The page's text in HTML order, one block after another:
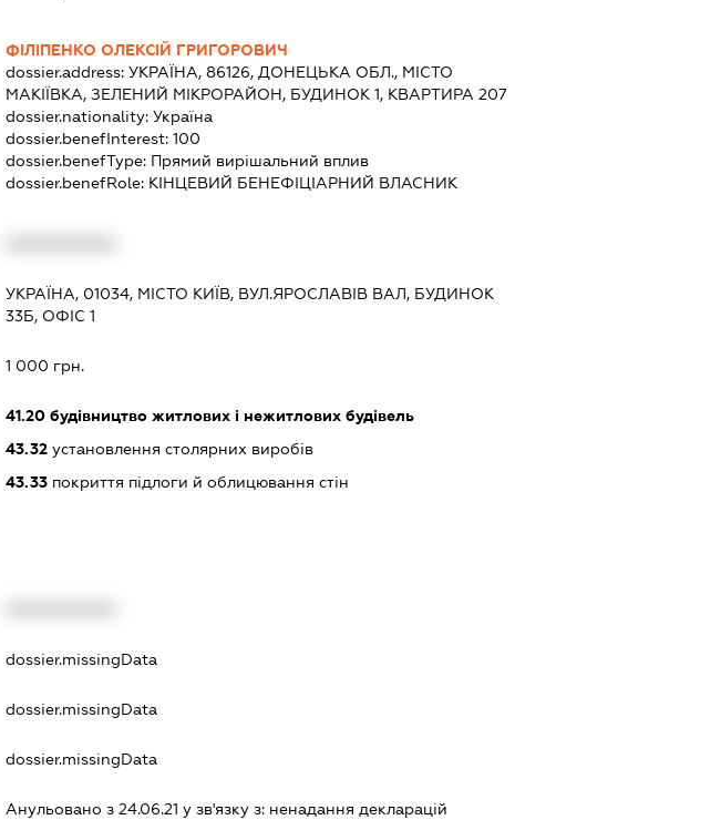
ФІЛІПЕНКО ОЛЕКСІЙ ГРИГОРОВИЧ
dossier.address: УКРАЇНА, 86126, ДОНЕЦЬКА ОБЛ., МІСТО
МАКІЇВКА, ЗЕЛЕНИЙ МІКРОРАЙОН, БУДИНОК 1, КВАРТИРА 207
dossier.nationality: Україна
dossier.benefInterest: 100
dossier.benefType: Прямий вирішальний вплив
dossier.benefRole: КІНЦЕВИЙ БЕНЕФІЦІАРНИЙ ВЛАСНИК
УКРАЇНА, 01034, МІСТО КИЇВ, ВУЛ.ЯРОСЛАВІВ ВАЛ, БУДИНОК
33Б, ОФІС 1
1 000 грн.
41.20будівництво житлових і нежитлових будівель
43.32установлення столярних виробів
43.33покриття підлоги й облицювання стін
dossier.missingData
dossier.missingData
dossier.missingData
Анульовано з 24.06.21 у зв'язку з: ненадання декларацiй